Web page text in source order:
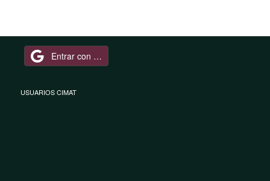
Entrar con Google
USUARIOS CIMAT